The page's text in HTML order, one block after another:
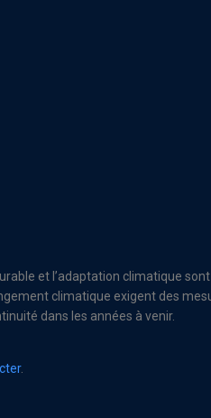
et l’adaptation climatique
climatique exigent des
dans les années à venir.
.